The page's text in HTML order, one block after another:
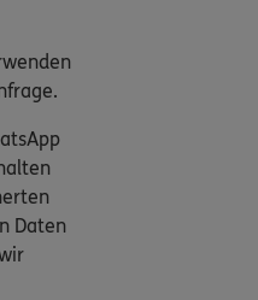
Daten